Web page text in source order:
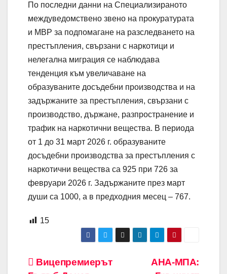
По последни данни на Специализираното
междуведомствено звено на прокуратурата
и МВР за подпомагане на разследването на
престъпления, свързани с наркотици и
нелегална миграция се наблюдава
тенденция към увеличаване на
образуваните досъдебни производства и на
задържаните за престъпления, свързани с
производство, държане, разпространение и
трафик на наркотични вещества. В периода
от 1 до 31 март 2026 г. образуваните
досъдебни производства за престъпления с
наркотични вещества са 925 при 726 за
февруари 2026 г. Задържаните през март
души са 1000, а в предходния месец – 767.
15
Навигация
АНА-МПА:
Вицепремиерът